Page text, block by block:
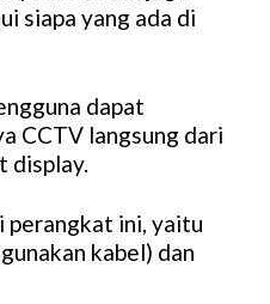
siapa yang ada di
dapat
CCTV langsung dari
display.
perangkat ini, yaitu
kabel) dan